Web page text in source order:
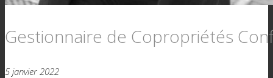
Gestionnaire de Copropriétés
5 janvier 2022